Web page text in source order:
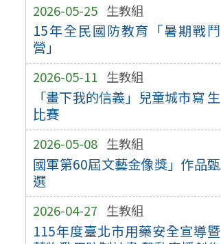
2026-05-25 生教組
15年全民國防教育「暑期戰鬥
營」
2026-05-11 生教組
「畫下我的信義」兒童城市寫 生
比賽
2026-05-08 生教組
國軍第60屆文藝金像獎」作品甄
選
2026-04-27 生教組
115年度臺北市用藥安全宣導暨